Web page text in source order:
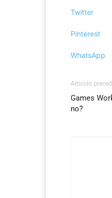
Twitter
Pinterest
WhatsApp
Articolo
Games
no?